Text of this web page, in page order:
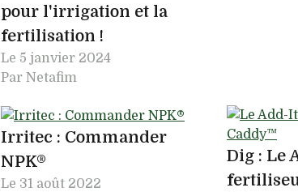
pour l'irrigation et la
fertilisation !
Le 5 janvier 2024
Par Netafim
Irritec : Commander
NPK®
Le 31 août 2022
Dig : Le